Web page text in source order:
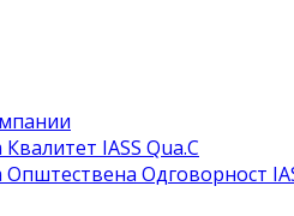
IASS Qua.C
Одговорност